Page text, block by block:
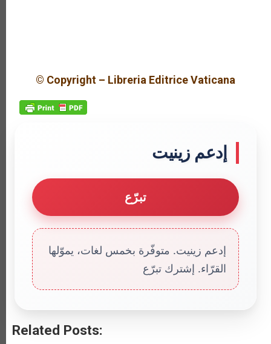
© Copyright – Libreria Editrice Vaticana
إدعم زينيت
تبرّع
إدعم زينيت. متوفّرة بخمس لغات، يموّلها
القرّاء. إشترك تبرّع
Related Posts: